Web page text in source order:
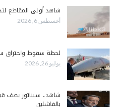
شاهد أولى المقاطع
أغسطس 6, 2026
لحظة سقوط واحتراق
يوليو 26, 2026
شاهد.. سيناتور يصف
بالفاشلين